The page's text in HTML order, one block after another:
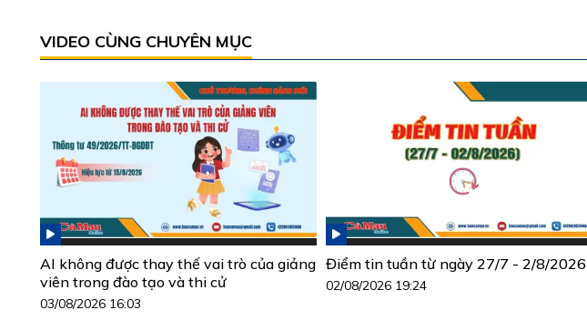
VIDEO CÙNG CHUYÊN MỤC
AI không được thay thế vai trò của giảng
viên trong đào tạo và thi cử
03/08/2026 16:03
Điểm tin tuần từ ngày 27/7 - 2/8/2026
02/08/2026 19:24